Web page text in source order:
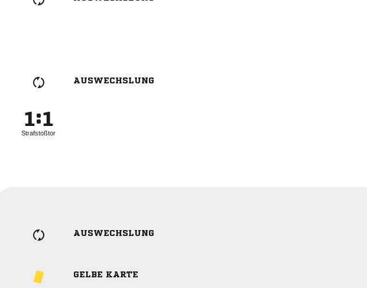
AUSWECHSLUNG
:
Strafstoßtor
AUSWECHSLUNG
GELBE KARTE